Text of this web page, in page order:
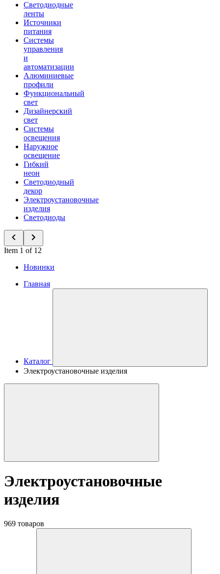
Светодиодные
ленты
Источники
питания
Системы
управления
и
автоматизации
Алюминиевые
профили
Функциональный
свет
Дизайнерский
свет
Системы
освещения
Наружное
освещение
Гибкий
неон
Светодиодный
декор
Электроустановочные
изделия
Светодиоды
Item 1 of 12
Новинки
Главная
Каталог
Электроустановочные изделия
Электроустановочные
изделия
969 товаров